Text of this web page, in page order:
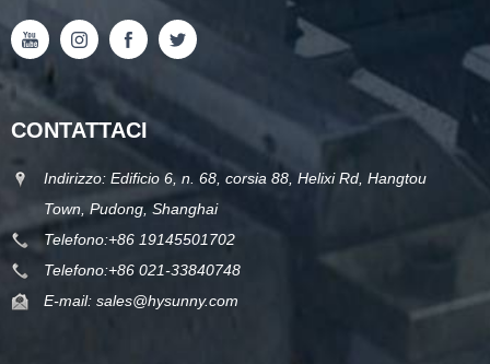
CONTATTACI
Indirizzo: Edificio 6, n. 68, corsia 88, Helixi Rd, Hangtou
Town, Pudong, Shanghai
Telefono:+86 19145501702
Telefono:+86 021-33840748
E-mail: sales@hysunny.com